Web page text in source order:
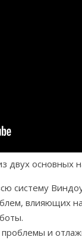
двух основных
систему
влияющих
и